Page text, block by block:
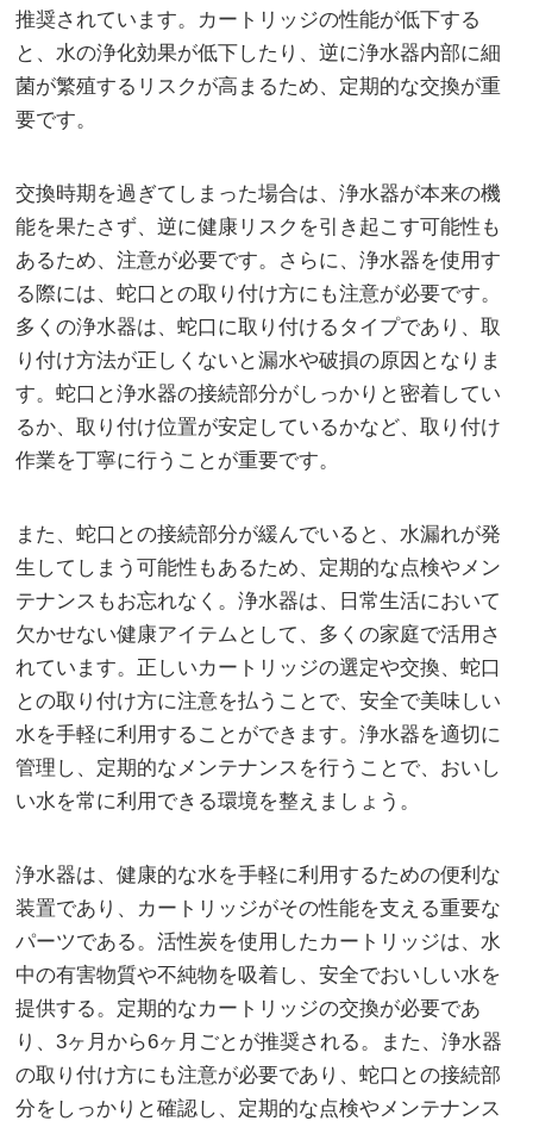
推奨されています。カートリッジの性能が低下する
と、水の浄化効果が低下したり、逆に浄水器内部に細
菌が繁殖するリスクが高まるため、定期的な交換が重
要です。
交換時期を過ぎてしまった場合は、浄水器が本来の機
能を果たさず、逆に健康リスクを引き起こす可能性も
あるため、注意が必要です。さらに、浄水器を使用す
る際には、蛇口との取り付け方にも注意が必要です。
多くの浄水器は、蛇口に取り付けるタイプであり、取
り付け方法が正しくないと漏水や破損の原因となりま
す。蛇口と浄水器の接続部分がしっかりと密着してい
るか、取り付け位置が安定しているかなど、取り付け
作業を丁寧に行うことが重要です。
また、蛇口との接続部分が緩んでいると、水漏れが発
生してしまう可能性もあるため、定期的な点検やメン
テナンスもお忘れなく。浄水器は、日常生活において
欠かせない健康アイテムとして、多くの家庭で活用さ
れています。正しいカートリッジの選定や交換、蛇口
との取り付け方に注意を払うことで、安全で美味しい
水を手軽に利用することができます。浄水器を適切に
管理し、定期的なメンテナンスを行うことで、おいし
い水を常に利用できる環境を整えましょう。
浄水器は、健康的な水を手軽に利用するための便利な
装置であり、カートリッジがその性能を支える重要な
パーツである。活性炭を使用したカートリッジは、水
中の有害物質や不純物を吸着し、安全でおいしい水を
提供する。定期的なカートリッジの交換が必要であ
り、3ヶ月から6ヶ月ごとが推奨される。また、浄水器
の取り付け方にも注意が必要であり、蛇口との接続部
分をしっかりと確認し、定期的な点検やメンテナンス